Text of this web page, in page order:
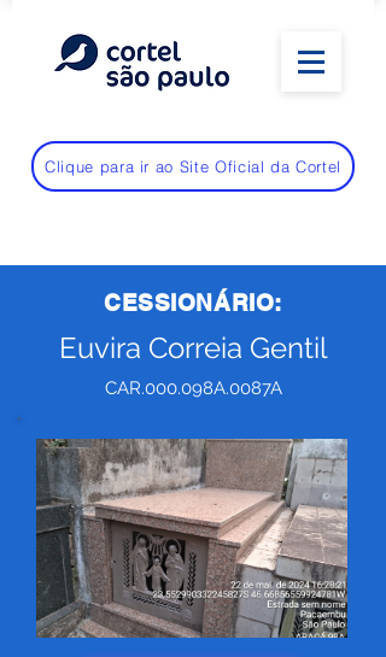
Clique para ir ao Site Oficial da Cortel
CESSIONÁRIO:
Euvira Correia Gentil
CAR.000.098A.0087A